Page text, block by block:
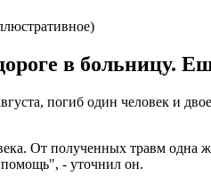
в больницу.
погиб один человек и
От полученных травм
- уточнил он.